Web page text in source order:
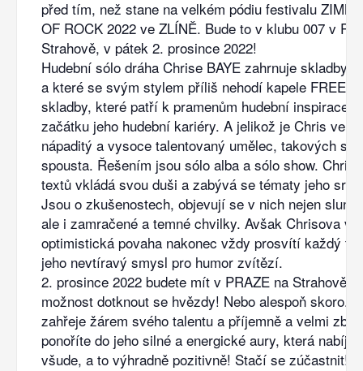
před tím, než stane na velkém pódiu festivalu ZIMNÍ
OF ROCK 2022 ve ZLÍNĚ. Bude to v klubu 007 v
Strahově, v pátek 2. prosince 2022!
Hudební sólo dráha Chrise BAYE zahrnuje skladby,
a které se svým stylem příliš nehodí kapele
skladby, které patří k pramenům hudební inspirace
začátku jeho hudební kariéry. A jelikož je Chris
nápaditý a vysoce talentovaný umělec, takových
spousta. Řešením jsou sólo alba a sólo show. Chris
textů vkládá svou duši a zabývá se tématy jeho
Jsou o zkušenostech, objevují se v nich nejen
ale i zamračené a temné chvilky. Avšak Chrisova
optimistická povaha nakonec vždy prosvítí každý
jeho nevtíravý smysl pro humor zvítězí.
2. prosince 2022 budete mít v PRAZE na Strahově,
možnost dotknout se hvězdy! Nebo alespoň skoro.
zahřeje žárem svého talentu a příjemně a velmi
ponoříte do jeho silné a energické aury, která nabíjí
všude, a to výhradně pozitivně! Stačí se zúčastnit!